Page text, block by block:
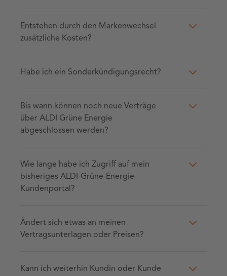
Entstehen durch den Markenwechsel
zusätzliche Kosten?
Habe ich ein Sonderkündigungsrecht?
Bis wann können noch neue Verträge
über ALDI Grüne Energie
abgeschlossen werden?
Wie lange habe ich Zugriff auf mein
bisheriges ALDI-Grüne-Energie-
Kundenportal?
Ändert sich etwas an meinen
Vertragsunterlagen oder Preisen?
Kann ich weiterhin Kundin oder Kunde